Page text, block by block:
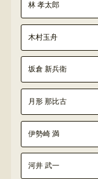
林 孝太郎
木村玉舟
坂倉 新兵衛
月形 那比古
伊勢崎 満
河井 武一